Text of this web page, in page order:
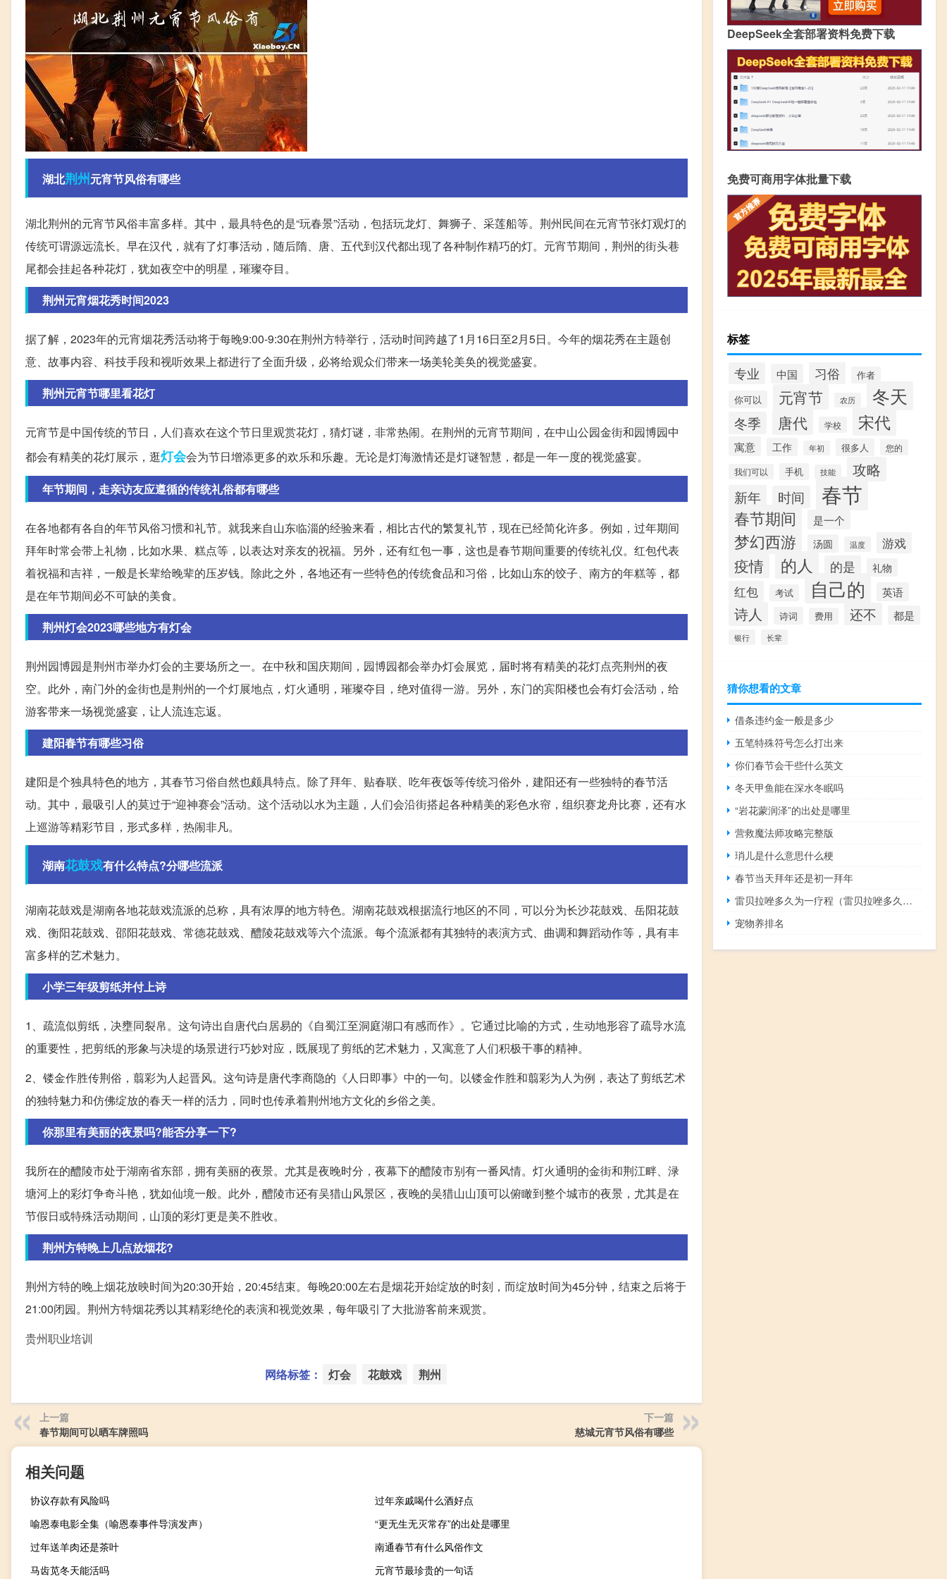
湖北荆州元宵节风俗有哪些
湖北荆州的元宵节风俗丰富多样。其中，最具特色的是“玩春景”活动，包括玩龙灯、舞狮子、采莲船等。荆州民间在元宵节张灯观灯的
传统可谓源远流长。早在汉代，就有了灯事活动，随后隋、唐、五代到汉代都出现了各种制作精巧的灯。元宵节期间，荆州的街头巷
尾都会挂起各种花灯，犹如夜空中的明星，璀璨夺目。
荆州元宵烟花秀时间2023
据了解，2023年的元宵烟花秀活动将于每晚9:00-9:30在荆州方特举行，活动时间跨越了1月16日至2月5日。今年的烟花秀在主题创
意、故事内容、科技手段和视听效果上都进行了全面升级，必将给观众们带来一场美轮美奂的视觉盛宴。
荆州元宵节哪里看花灯
元宵节是中国传统的节日，人们喜欢在这个节日里观赏花灯，猜灯谜，非常热闹。在荆州的元宵节期间，在中山公园金街和园博园中
都会有精美的花灯展示，逛灯会会为节日增添更多的欢乐和乐趣。无论是灯海激情还是灯谜智慧，都是一年一度的视觉盛宴。
年节期间，走亲访友应遵循的传统礼俗都有哪些
在各地都有各自的年节风俗习惯和礼节。就我来自山东临淄的经验来看，相比古代的繁复礼节，现在已经简化许多。例如，过年期间
拜年时常会带上礼物，比如水果、糕点等，以表达对亲友的祝福。另外，还有红包一事，这也是春节期间重要的传统礼仪。红包代表
着祝福和吉祥，一般是长辈给晚辈的压岁钱。除此之外，各地还有一些特色的传统食品和习俗，比如山东的饺子、南方的年糕等，都
是在年节期间必不可缺的美食。
荆州灯会2023哪些地方有灯会
荆州园博园是荆州市举办灯会的主要场所之一。在中秋和国庆期间，园博园都会举办灯会展览，届时将有精美的花灯点亮荆州的夜
空。此外，南门外的金街也是荆州的一个灯展地点，灯火通明，璀璨夺目，绝对值得一游。另外，东门的宾阳楼也会有灯会活动，给
游客带来一场视觉盛宴，让人流连忘返。
建阳春节有哪些习俗
建阳是个独具特色的地方，其春节习俗自然也颇具特点。除了拜年、贴春联、吃年夜饭等传统习俗外，建阳还有一些独特的春节活
动。其中，最吸引人的莫过于“迎神赛会”活动。这个活动以水为主题，人们会沿街搭起各种精美的彩色水帘，组织赛龙舟比赛，还有水
上巡游等精彩节目，形式多样，热闹非凡。
湖南花鼓戏有什么特点?分哪些流派
湖南花鼓戏是湖南各地花鼓戏流派的总称，具有浓厚的地方特色。湖南花鼓戏根据流行地区的不同，可以分为长沙花鼓戏、岳阳花鼓
戏、衡阳花鼓戏、邵阳花鼓戏、常德花鼓戏、醴陵花鼓戏等六个流派。每个流派都有其独特的表演方式、曲调和舞蹈动作等，具有丰
富多样的艺术魅力。
小学三年级剪纸并付上诗
1、疏流似剪纸，决壅同裂帛。这句诗出自唐代白居易的《自蜀江至洞庭湖口有感而作》。它通过比喻的方式，生动地形容了疏导水流
的重要性，把剪纸的形象与决堤的场景进行巧妙对应，既展现了剪纸的艺术魅力，又寓意了人们积极干事的精神。
2、镂金作胜传荆俗，翦彩为人起晋风。这句诗是唐代李商隐的《人日即事》中的一句。以镂金作胜和翦彩为人为例，表达了剪纸艺术
的独特魅力和仿佛绽放的春天一样的活力，同时也传承着荆州地方文化的乡俗之美。
你那里有美丽的夜景吗?能否分享一下?
我所在的醴陵市处于湖南省东部，拥有美丽的夜景。尤其是夜晚时分，夜幕下的醴陵市别有一番风情。灯火通明的金街和荆江畔、渌
塘河上的彩灯争奇斗艳，犹如仙境一般。此外，醴陵市还有吴猎山风景区，夜晚的吴猎山山顶可以俯瞰到整个城市的夜景，尤其是在
节假日或特殊活动期间，山顶的彩灯更是美不胜收。
荆州方特晚上几点放烟花?
荆州方特的晚上烟花放映时间为20:30开始，20:45结束。每晚20:00左右是烟花开始绽放的时刻，而绽放时间为45分钟，结束之后将于
21:00闭园。荆州方特烟花秀以其精彩绝伦的表演和视觉效果，每年吸引了大批游客前来观赏。
贵州职业培训
网络标签： 灯会 花鼓戏 荆州
上一篇
春节期间可以晒车牌照吗
下一篇
慈城元宵节风俗有哪些
相关问题
协议存款有风险吗
过年亲戚喝什么酒好点
喻恩泰电影全集（喻恩泰事件导演发声）
“更无生无灭常存”的出处是哪里
过年送羊肉还是茶叶
南通春节有什么风俗作文
马齿苋冬天能活吗
元宵节最珍贵的一句话
DeepSeek全套部署资料免费下载
免费可商用字体批量下载
标签
专业 中国 习俗 作者
你可以 元宵节 农历 冬天
冬季 唐代 学校 宋代
寓意 工作 年初 很多人 您的
我们可以 手机 技能 攻略
新年 时间 春节
春节期间 是一个
梦幻西游 汤圆 温度 游戏
疫情 的人 的是 礼物
红包 考试 自己的 英语
诗人 诗词 费用 还不 都是
银行 长辈
猜你想看的文章
借条违约金一般是多少
五笔特殊符号怎么打出来
你们春节会干些什么英文
冬天甲鱼能在深水冬眠吗
“岩花蒙润泽”的出处是哪里
营救魔法师攻略完整版
琑儿是什么意思什么梗
春节当天拜年还是初一拜年
雷贝拉唑多久为一疗程（雷贝拉唑多久一疗程）
宠物养排名